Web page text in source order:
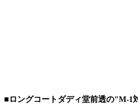
■ロングコートダディ堂前透の"M-